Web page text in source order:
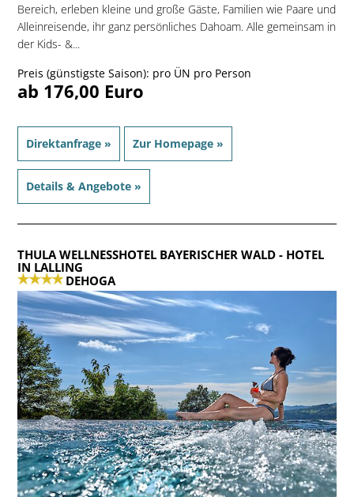
Bereich, erleben kleine und große Gäste, Familien wie Paare und
Alleinreisende, ihr ganz persönliches Dahoam. Alle gemeinsam in
der Kids- &...
Preis (günstigste Saison): pro ÜN pro Person
ab 176,00 Euro
Direktanfrage » Zur Homepage »
Details & Angebote »
THULA WELLNESSHOTEL BAYERISCHER WALD- HOTEL
IN LALLING
DEHOGA